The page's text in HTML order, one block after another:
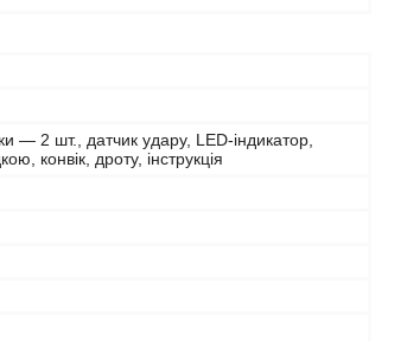
— 2 шт., датчик удару, LED-індикатор,
конвік, дроту, інструкція